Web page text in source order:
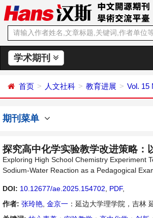
学术期刊
首页 人文社科 教育进展 Vol. 15
期刊菜单
探究高中化学实验教学改进策略：
Exploring High School Chemistry Experiment
Sodium-Water Reaction as a Pedagogical
DOI: 10.12677/ae.2025.154702 PDF,
作者: 张玲艳 金京一 ：延边大学理学院，吉林